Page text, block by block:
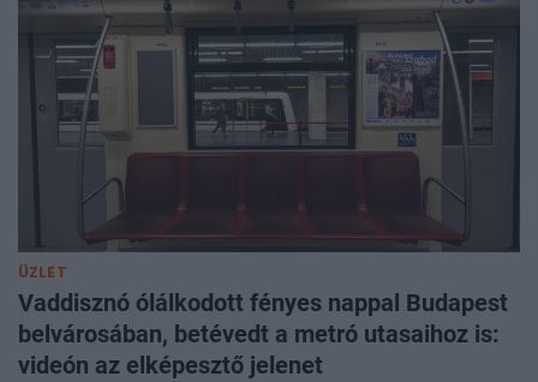
ÜZLET
Vaddisznó ólálkodott fényes nappal Budapest
belvárosában, betévedt a metró utasaihoz is:
videón az elképesztő jelenet